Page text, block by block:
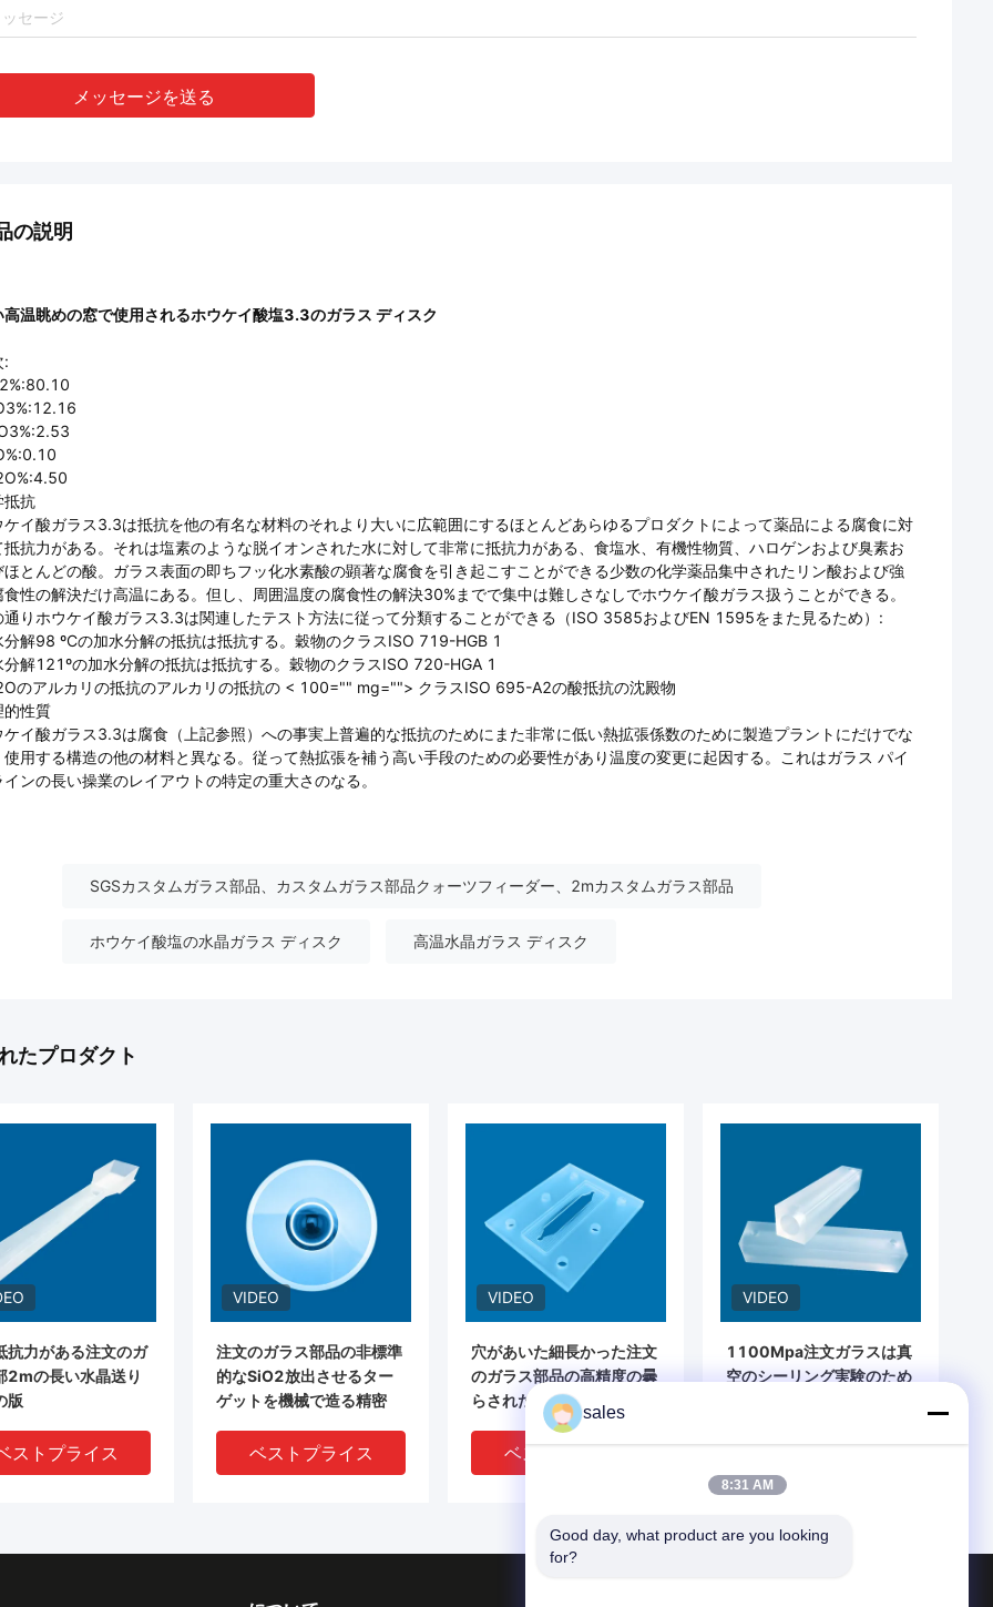
メッセージを送る
の説明
高温眺めの窓で使用されるホウケイ酸塩3.3のガラス ディスク
:
抵抗
ケイ酸ガラス3.3は抵抗を他の有名な材料のそれより大いに広範囲にするほとんどあらゆるプロダクトによって薬品による腐食に対
抵抗力がある。それは塩素のような脱イオンされた水に対して非常に抵抗力がある、食塩水、有機性物質、ハロゲンおよび臭素お
ほとんどの酸。ガラス表面の即ちフッ化水素酸の顕著な腐食を引き起こすことができる少数の化学薬品集中されたリン酸および強
食性の解決だけ高温にある。但し、周囲温度の腐食性の解決30%までで集中は難しさなしでホウケイ酸ガラス扱うことができる。
通りホウケイ酸ガラス3.3は関連したテスト方法に従って分類することができる（ISO 3585およびEN 1595をまた見るため）:
分解98 ºCの加水分解の抵抗は抵抗する。穀物のクラスISO 719-HGB 1
分解121ºの加水分解の抵抗は抵抗する。穀物のクラスISO 720-HGA 1
のアルカリの抵抗のアルカリの抵抗の < 100="" mg=""> クラスISO 695-A2の酸抵抗の沈殿物
的性質
ケイ酸ガラス3.3は腐食（上記参照）への事実上普遍的な抵抗のためにまた非常に低い熱拡張係数のために製造プラントにだけでな
使用する構造の他の材料と異なる。従って熱拡張を補う高い手段のための必要性があり温度の変更に起因する。これはガラス パイ
インの長い操業のレイアウトの特定の重大さのなる。
SGSカスタムガラス部品、カスタムガラス部品クォーツフィーダー、2mカスタムガラス部品
ホウケイ酸塩の水晶ガラス ディスク 高温水晶ガラス ディスク
たプロダクト
抗力がある注文のガ
2mの長い水晶送り
版
ストプライス
VIDEO
注文のガラス部品の非標準
的なSiO2放出させるター
ゲットを機械で造る精密
ベストプライス
VIDEO
穴があいた細長かった注文
のガラス部品の高精度の曇
らされたガラス板
ベストプライス
VIDEO
1100Mpa注文ガラスは真
空のシーリング実験のため
sales
8:31 AM
Good day, what product are you looking
for?